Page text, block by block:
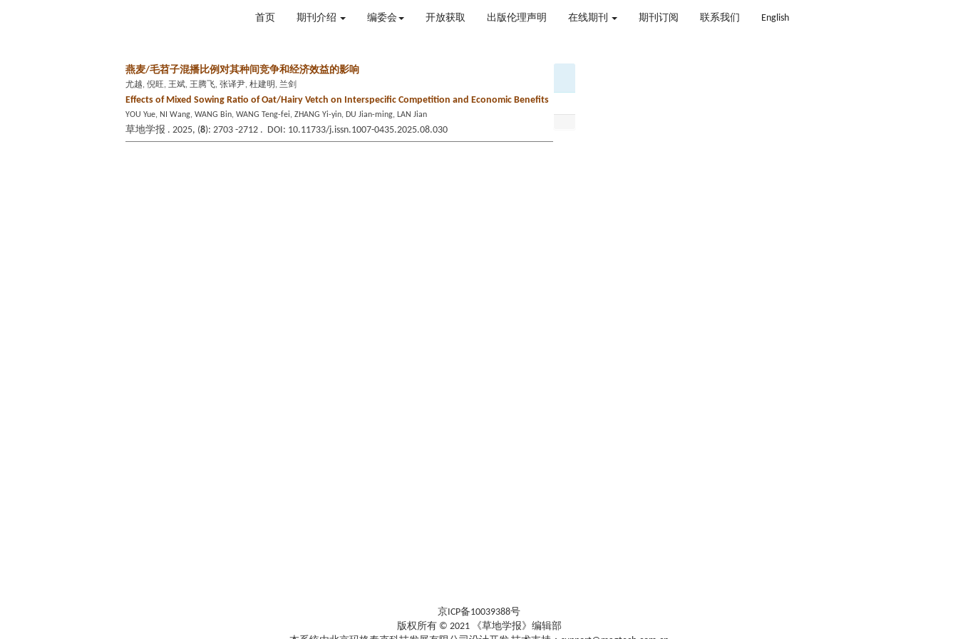
首页 期刊介绍 编委会 开放获取 出版伦理声明 在线期刊 期刊订阅 联系我们 English
燕麦/毛苕子混播比例对其种间竞争和经济效益的影响
尤越, 倪旺, 王斌, 王腾飞, 张译尹, 杜建明, 兰剑
Effects of Mixed Sowing Ratio of Oat/Hairy Vetch on Interspecific Competition and Economic Benefits
YOU Yue, NI Wang, WANG Bin, WANG Teng-fei, ZHANG Yi-yin, DU Jian-ming, LAN Jian
草地学报 . 2025, (8): 2703 -2712 . DOI: 10.11733/j.issn.1007-0435.2025.08.030
京ICP备10039388号
版权所有 © 2021 《草地学报》编辑部